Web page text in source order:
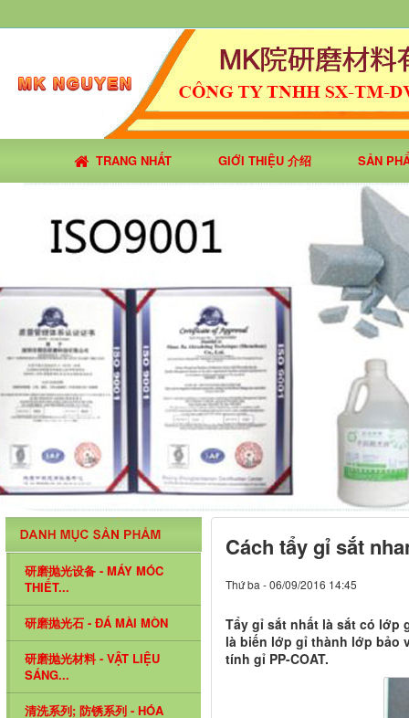
TRANG NHẤT GIỚI THIỆU 介绍 SẢN
Cách tẩy gỉ sắt
Thứ ba - 06/09/2016 14:45
Tẩy gỉ sắt nhất là sắt có lớp
là biến lớp gỉ thành lớp bảo
tính gỉ PP-COAT.
研磨抛光设备 - MÁY MÓC
THIẾT...
研磨抛光石 - ĐÁ MÀI MÒN
研磨抛光材料 - VẬT LIỆU
SÁNG...
清洗系列; 防锈系列 - HÓA